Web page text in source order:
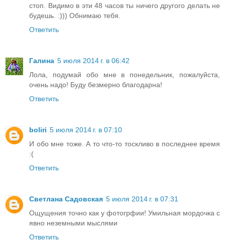
стоп. Видимо в эти 48 часов ты ничего другого делать не
будешь. :))) Обнимаю тебя.
Ответить
Галина 5 июля 2014 г. в 06:42
Лола, подумай обо мне в понедельник, пожалуйста,
очень надо! Буду безмерно благодарна!
Ответить
boliri 5 июля 2014 г. в 07:10
И обо мне тоже. А то что-то тоскливо в последнее время
:(
Ответить
Светлана Садовская 5 июля 2014 г. в 07:31
Ощущения точно как у фотогрфии! Умильная мордочка с
явно неземными мыслями
Ответить